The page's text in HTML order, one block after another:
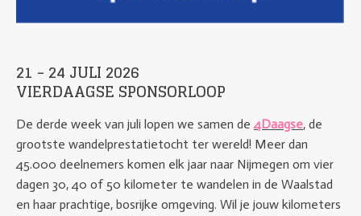
21 - 24 JULI 2026
VIERDAAGSE SPONSORLOOP
De derde week van juli lopen we samen de 4Daagse, de
grootste wandelprestatietocht ter wereld! Meer dan
45.000 deelnemers komen elk jaar naar Nijmegen om vier
dagen 30, 40 of 50 kilometer te wandelen in de Waalstad
en haar prachtige, bosrijke omgeving. Wil je jouw kilometers